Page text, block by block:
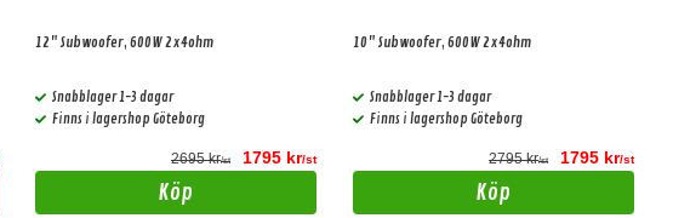
12" Subwoofer, 600W 2x4ohm
Snabblager 1-3 dagar
Finns i lagershop Göteborg
2695 kr/st 1795 kr/st
Köp
10" Subwoofer, 600W 2x4ohm
Snabblager 1-3 dagar
Finns i lagershop Göteborg
2795 kr/st 1795 kr/st
Köp